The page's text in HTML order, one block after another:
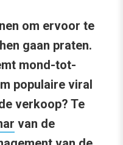
om ervoor te
gaan praten.
mond-tot-
populaire viral
verkoop? Te
van de